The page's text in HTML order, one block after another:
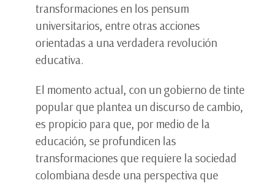
transformaciones en los pensum
universitarios, entre otras acciones
orientadas a una verdadera revolución
educativa.
El momento actual, con un gobierno de tinte
popular que plantea un discurso de cambio,
es propicio para que, por medio de la
educación, se profundicen las
transformaciones que requiere la sociedad
colombiana desde una perspectiva que